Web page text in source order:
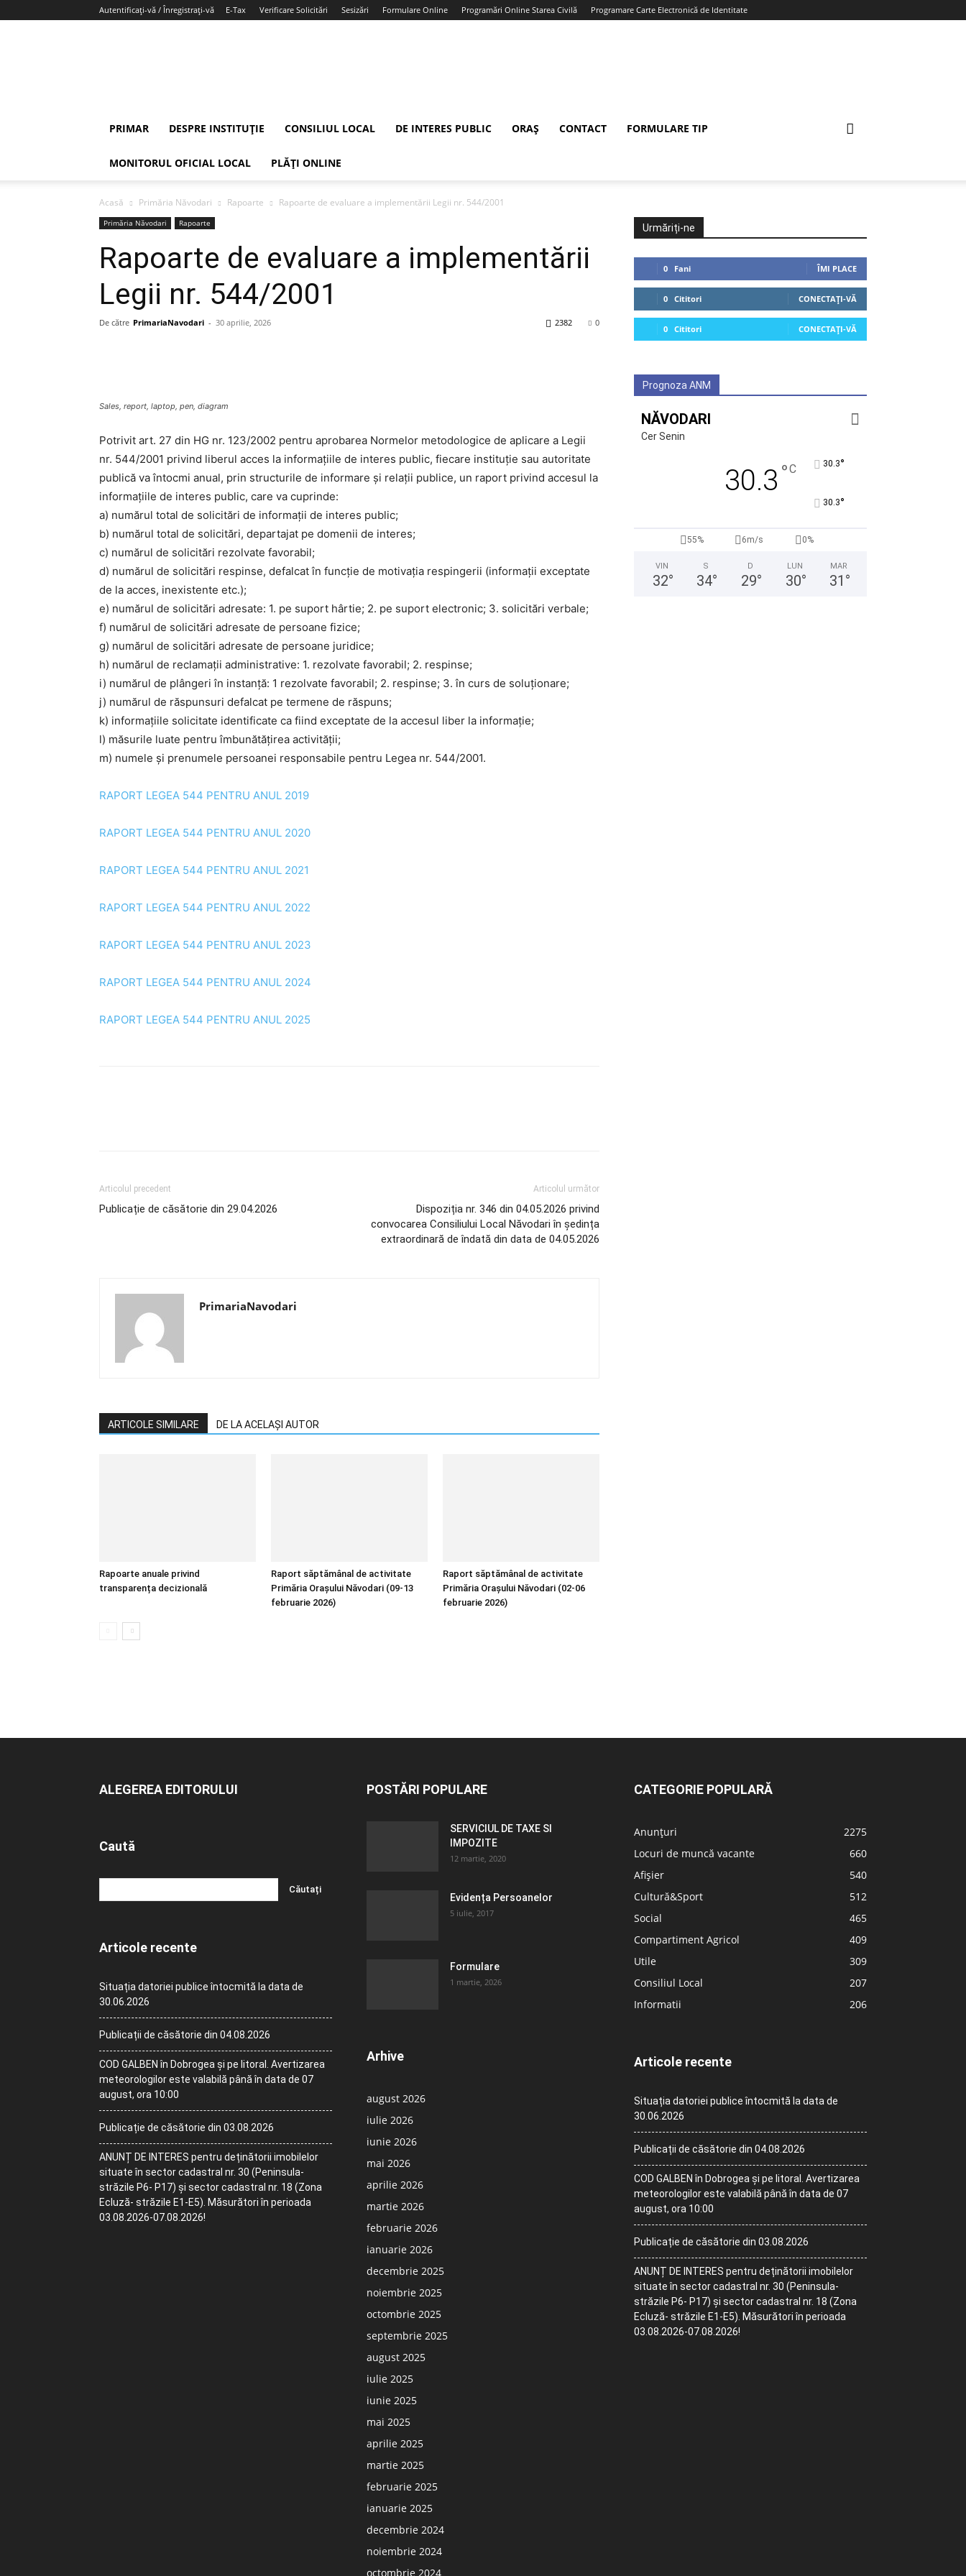
Autentificați-vă / Înregistrați-vă E-Tax Verificare Solicitări Sesizări Formulare Online Programări Online Starea Civilă Programare Carte Electronică de Identitate
PRIMAR DESPRE INSTITUȚIE CONSILIUL LOCAL DE INTERES PUBLIC ORAȘ CONTACT FORMULARE TIP
MONITORUL OFICIAL LOCAL PLĂȚI ONLINE
Acasă Primăria Năvodari Rapoarte Rapoarte de evaluare a implementării Legii nr. 544/2001
Primăria Năvodari Rapoarte
Rapoarte de evaluare a implementării
Legii nr. 544/2001
De către PrimariaNavodari - 30 aprilie, 2026 0
2382
Sales, report, laptop, pen, diagram
Potrivit art. 27 din HG nr. 123/2002 pentru aprobarea Normelor metodologice de aplicare a Legii
nr. 544/2001 privind liberul acces la informațiile de interes public, fiecare instituţie sau autoritate
publică va întocmi anual, prin structurile de informare şi relaţii publice, un raport privind accesul la
informaţiile de interes public, care va cuprinde:
a) numărul total de solicitări de informaţii de interes public;
b) numărul total de solicitări, departajat pe domenii de interes;
c) numărul de solicitări rezolvate favorabil;
d) numărul de solicitări respinse, defalcat în funcţie de motivaţia respingerii (informaţii exceptate
de la acces, inexistente etc.);
e) numărul de solicitări adresate: 1. pe suport hârtie; 2. pe suport electronic; 3. solicitări verbale;
f) numărul de solicitări adresate de persoane fizice;
g) numărul de solicitări adresate de persoane juridice;
h) numărul de reclamaţii administrative: 1. rezolvate favorabil; 2. respinse;
i) numărul de plângeri în instanţă: 1 rezolvate favorabil; 2. respinse; 3. în curs de soluţionare;
j) numărul de răspunsuri defalcat pe termene de răspuns;
k) informaţiile solicitate identificate ca fiind exceptate de la accesul liber la informaţie;
l) măsurile luate pentru îmbunătăţirea activităţii;
m) numele şi prenumele persoanei responsabile pentru Legea nr. 544/2001.
RAPORT LEGEA 544 PENTRU ANUL 2019
RAPORT LEGEA 544 PENTRU ANUL 2020
RAPORT LEGEA 544 PENTRU ANUL 2021
RAPORT LEGEA 544 PENTRU ANUL 2022
RAPORT LEGEA 544 PENTRU ANUL 2023
RAPORT LEGEA 544 PENTRU ANUL 2024
RAPORT LEGEA 544 PENTRU ANUL 2025
Articolul precedent
Publicație de căsătorie din 29.04.2026
Articolul următor
Dispoziția nr. 346 din 04.05.2026 privind
convocarea Consiliului Local Năvodari în ședința
extraordinară de îndată din data de 04.05.2026
PrimariaNavodari
ARTICOLE SIMILARE DE LA ACELAȘI AUTOR
Rapoarte anuale privind
transparența decizională
Raport săptămânal de activitate
Primăria Orașului Năvodari (09-13
februarie 2026)
Raport săptămânal de activitate
Primăria Orașului Năvodari (02-06
februarie 2026)
Urmăriți-ne
0 Fani ÎMI PLACE
0 Cititori CONECTAȚI-VĂ
0 Cititori CONECTAȚI-VĂ
Prognoza ANM
NĂVODARI
Cer Senin
30.3 °C 30.3°
30.3°
55% 6m/s 0%
VIN
32°
S
34°
D
29°
LUN
30°
MAR
31 °
ALEGEREA EDITORULUI
Caută
Articole recente
Situația datoriei publice întocmită la data de
30.06.2026
Publicații de căsătorie din 04.08.2026
COD GALBEN în Dobrogea și pe litoral. Avertizarea
meteorologilor este valabilă până în data de 07
august, ora 10:00
Publicație de căsătorie din 03.08.2026
ANUNȚ DE INTERES pentru deținătorii imobilelor
situate în sector cadastral nr. 30 (Peninsula-
străzile P6- P17) și sector cadastral nr. 18 (Zona
Ecluză- străzile E1-E5). Măsurători în perioada
03.08.2026-07.08.2026!
POSTĂRI POPULARE
SERVICIUL DE TAXE SI
IMPOZITE
12 martie, 2020
Evidența Persoanelor
5 iulie, 2017
Formulare
1 martie, 2026
Arhive
august 2026
iulie 2026
iunie 2026
mai 2026
aprilie 2026
martie 2026
februarie 2026
ianuarie 2026
decembrie 2025
noiembrie 2025
octombrie 2025
septembrie 2025
august 2025
iulie 2025
iunie 2025
mai 2025
aprilie 2025
martie 2025
februarie 2025
ianuarie 2025
decembrie 2024
noiembrie 2024
octombrie 2024
CATEGORIE POPULARĂ
Anunțuri
2275
Locuri de muncă vacante
660
Afișier
540
Cultură&Sport
512
Social
465
Compartiment Agricol
409
Utile
309
Consiliul Local
207
Informatii
206
Articole recente
Situația datoriei publice întocmită la data de
30.06.2026
Publicații de căsătorie din 04.08.2026
COD GALBEN în Dobrogea și pe litoral. Avertizarea
meteorologilor este valabilă până în data de 07
august, ora 10:00
Publicație de căsătorie din 03.08.2026
ANUNȚ DE INTERES pentru deținătorii imobilelor
situate în sector cadastral nr. 30 (Peninsula-
străzile P6- P17) și sector cadastral nr. 18 (Zona
Ecluză- străzile E1-E5). Măsurători în perioada
03.08.2026-07.08.2026!